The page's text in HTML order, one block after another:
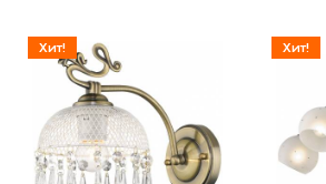
Хит! Хит!